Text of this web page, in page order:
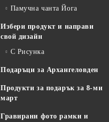
Памучна чанта Йога
Избери продукт и направи
свой дизайн
С Рисунка
Подаръци за Архангеловден
Продукти за подарък за 8-ми
март
Гравирани фото рамки и